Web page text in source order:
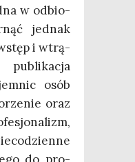
w odbio­
jed­nak
i wtrą­
osób
oraz